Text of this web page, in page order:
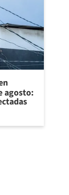
agosto: